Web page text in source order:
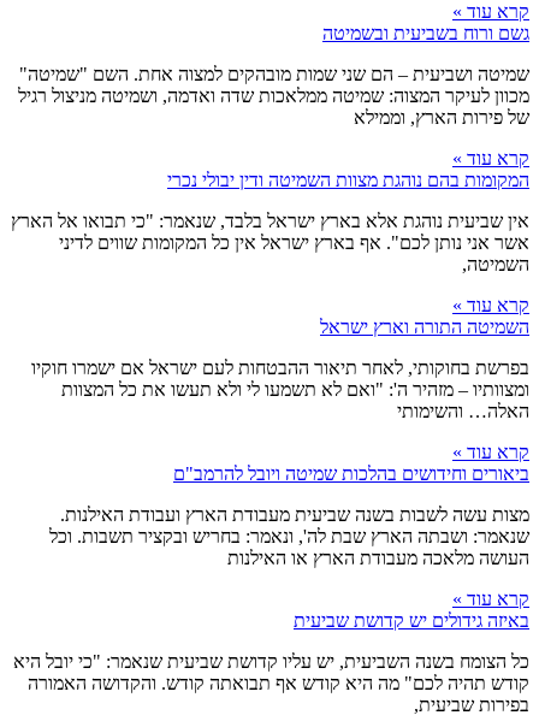
קרא עוד »
גשם ורוח בשביעית ובשמיטה
שמיטה ושביעית – הם שני שמות מובהקים למצוה אחת. השם "שמיטה"
מכוון לעיקר המצוה: שמיטה ממלאכות שדה ואדמה, ושמיטה מניצול רגיל
של פירות הארץ, וממילא
קרא עוד »
המקומות בהם נוהגת מצוות השמיטה ודין יבולי נכרי
אין שביעית נוהגת אלא בארץ ישראל בלבד, שנאמר: "כי תבואו אל הארץ
אשר אני נותן לכם". אף בארץ ישראל אין כל המקומות שווים לדיני
השמיטה,
קרא עוד »
השמיטה התורה וארץ ישראל
בפרשת בחוקותי, לאחר תיאור ההבטחות לעם ישראל אם ישמרו חוקיו
ומצוותיו – מזהיר ה': "ואם לא תשמעו לי ולא תעשו את כל המצוות
האלה… והשימותי
קרא עוד »
ביאורים וחידושים בהלכות שמיטה ויובל להרמב"ם
מצות עשה לשבות בשנה שביעית מעבודת הארץ ועבודת האילנות.
שנאמר: ושבתה הארץ שבת לה', ונאמר: בחריש ובקציר תשבות. וכל
העושה מלאכה מעבודת הארץ או האילנות
קרא עוד »
באיזה גידולים יש קדושת שביעית
כל הצומח בשנה השביעית, יש עליו קדושת שביעית שנאמר: "כי יובל היא
קודש תהיה לכם" מה היא קודש אף תבואתה קודש. והקדושה האמורה
בפירות שביעית,